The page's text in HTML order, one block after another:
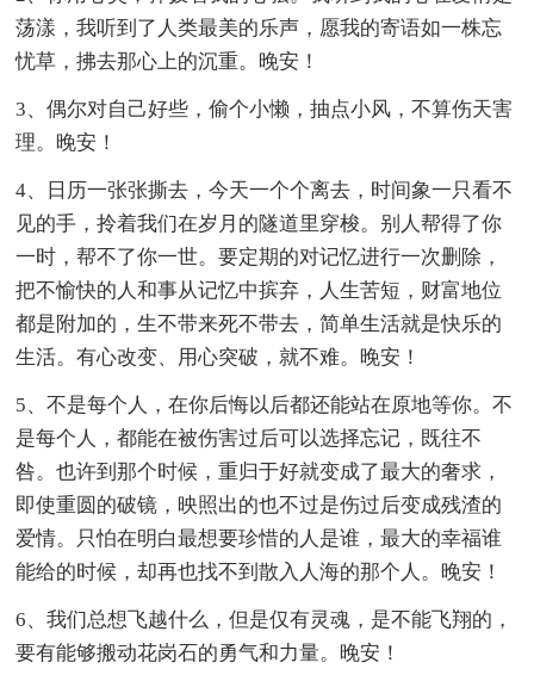
荡漾，我听到了人类最美的乐声，愿我的寄语如一株忘
忧草，拂去那心上的沉重。晚安！
3、偶尔对自己好些，偷个小懒，抽点小风，不算伤天害
理。晚安！
4、日历一张张撕去，今天一个个离去，时间象一只看不
见的手，拎着我们在岁月的隧道里穿梭。别人帮得了你
一时，帮不了你一世。要定期的对记忆进行一次删除，
把不愉快的人和事从记忆中摈弃，人生苦短，财富地位
都是附加的，生不带来死不带去，简单生活就是快乐的
生活。有心改变、用心突破，就不难。晚安！
5、不是每个人，在你后悔以后都还能站在原地等你。不
是每个人，都能在被伤害过后可以选择忘记，既往不
咎。也许到那个时候，重归于好就变成了最大的奢求，
即使重圆的破镜，映照出的也不过是伤过后变成残渣的
爱情。只怕在明白最想要珍惜的人是谁，最大的幸福谁
能给的时候，却再也找不到散入人海的那个人。晚安！
6、我们总想飞越什么，但是仅有灵魂，是不能飞翔的，
要有能够搬动花岗石的勇气和力量。晚安！